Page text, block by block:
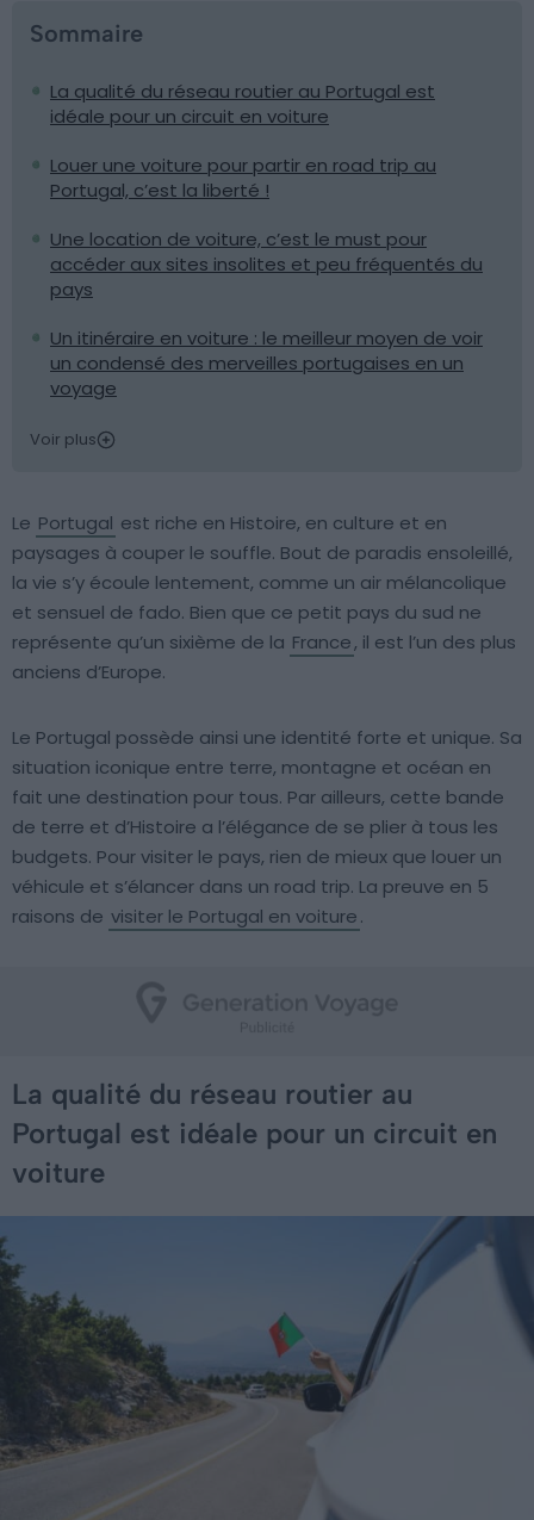
Sommaire
La qualité du réseau routier au Portugal est
idéale pour un circuit en voiture
Louer une voiture pour partir en road trip au
Portugal, c’est la liberté !
Une location de voiture, c’est le must pour
accéder aux sites insolites et peu fréquentés du
pays
Un itinéraire en voiture : le meilleur moyen de voir
un condensé des merveilles portugaises en un
voyage
Voir plus
Le Portugal est riche en Histoire, en culture et en
paysages à couper le souffle. Bout de paradis ensoleillé,
la vie s’y écoule lentement, comme un air mélancolique
et sensuel de fado. Bien que ce petit pays du sud ne
représente qu’un sixième de la France, il est l’un des plus
anciens d’Europe.
Le Portugal possède ainsi une identité forte et unique. Sa
situation iconique entre terre, montagne et océan en
fait une destination pour tous. Par ailleurs, cette bande
de terre et d’Histoire a l’élégance de se plier à tous les
budgets. Pour visiter le pays, rien de mieux que louer un
véhicule et s’élancer dans un road trip. La preuve en 5
raisons de visiter le Portugal en voiture.
La qualité du réseau routier au
Portugal est idéale pour un circuit en
voiture